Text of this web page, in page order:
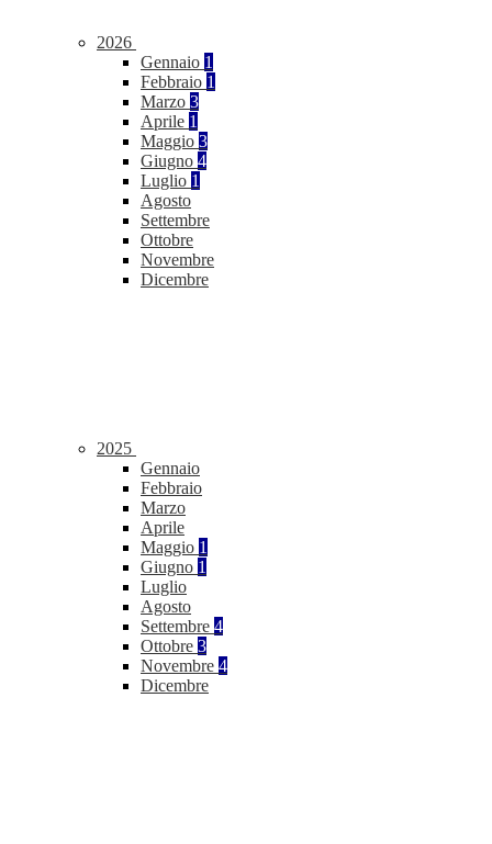
2026
Gennaio 1
Febbraio 1
Marzo 3
Aprile 1
Maggio 3
Giugno 4
Luglio 1
Agosto
Settembre
Ottobre
Novembre
Dicembre
2025
Gennaio
Febbraio
Marzo
Aprile
Maggio 1
Giugno 1
Luglio
Agosto
Settembre 4
Ottobre 3
Novembre 4
Dicembre